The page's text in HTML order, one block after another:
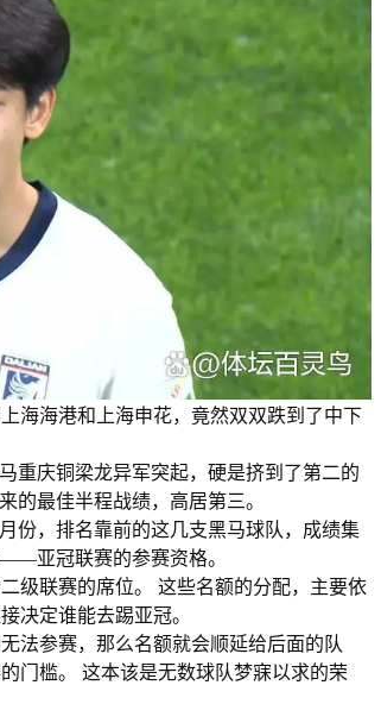
海海港和上海申花，竟然双双跌到了中下
重庆铜梁龙异军突起，硬是挤到了第二的
的最佳半程战绩，高居第三。
份，排名靠前的这几支黑马球队，成绩集
亚冠联赛的参赛资格。
级联赛的席位。 这些名额的分配，主要依
决定谁能去踢亚冠。
法参赛，那么名额就会顺延给后面的队
门槛。 这本该是无数球队梦寐以求的荣